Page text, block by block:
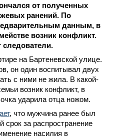
от полученных
ранений. По
данным, в
возник конфликт.
следователи.
на Бартеневской улице.
он один воспитывал двух
с ними не жила. В какой-
возник конфликт, в
ударила отца ножом.
, что мужчина ранее был
за распространение
насилия в